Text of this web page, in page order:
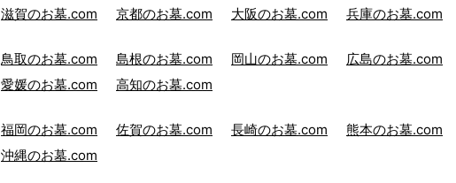
滋賀のお墓.com 京都のお墓.com 大阪のお墓.com 兵庫のお墓.com
鳥取のお墓.com 島根のお墓.com 岡山のお墓.com 広島のお墓.com
愛媛のお墓.com
高知のお墓.com
福岡のお墓.com 佐賀のお墓.com 長崎のお墓.com 熊本のお墓.com
沖縄のお墓.com